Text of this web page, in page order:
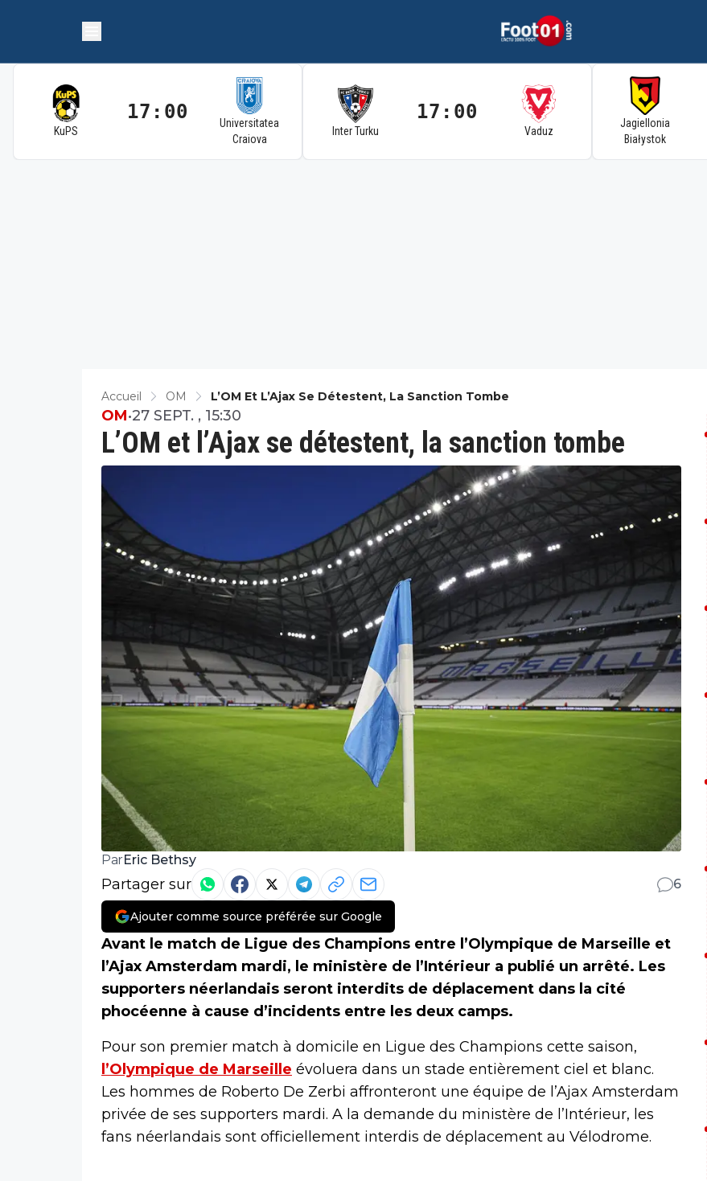
KuPS
17:00
Universitatea
Craiova
Inter Turku
17:00
Vaduz
Jagiellonia
Białystok
Accueil OM L’OM Et L’Ajax Se Détestent, La Sanction Tombe
L’OM et l’Ajax se détestent, la sanction tombe
OM•27 SEPT. , 15:30
ParEric Bethsy
Partager sur 6
Ajouter comme source préférée sur Google
Avant le match de Ligue des Champions entre l’Olympique de Marseille et
l’Ajax Amsterdam mardi, le ministère de l’Intérieur a publié un arrêté. Les
supporters néerlandais seront interdits de déplacement dans la cité
phocéenne à cause d’incidents entre les deux camps.
Pour son premier match à domicile en Ligue des Champions cette saison,
l’Olympique de Marseille évoluera dans un stade entièrement ciel et blanc.
Les hommes de Roberto De Zerbi affronteront une équipe de l’Ajax Amsterdam
privée de ses supporters mardi. A la demande du ministère de l’Intérieur, les
fans néerlandais sont officiellement interdis de déplacement au Vélodrome.